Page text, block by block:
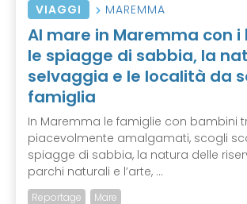
VIAGGI MAREMMA
Al mare in Maremma con
le spiagge di sabbia, la
selvaggia e le località da
famiglia
In Maremma le famiglie con bambini
piacevolmente amalgamati, scogli
spiagge di sabbia, la natura delle
parchi naturali e l’arte, ...
Reportage Mare